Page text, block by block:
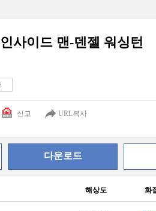
사이드 맨-덴젤 워싱턴
신고 URL복사
다운로드
해상도 화